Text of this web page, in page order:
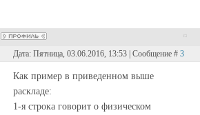
Дата: Пятница, 03.06.2016, 13:53 | Сообщение # 3
Как пример в приведенном выше
раскладе:
1-я строка говорит о физическом